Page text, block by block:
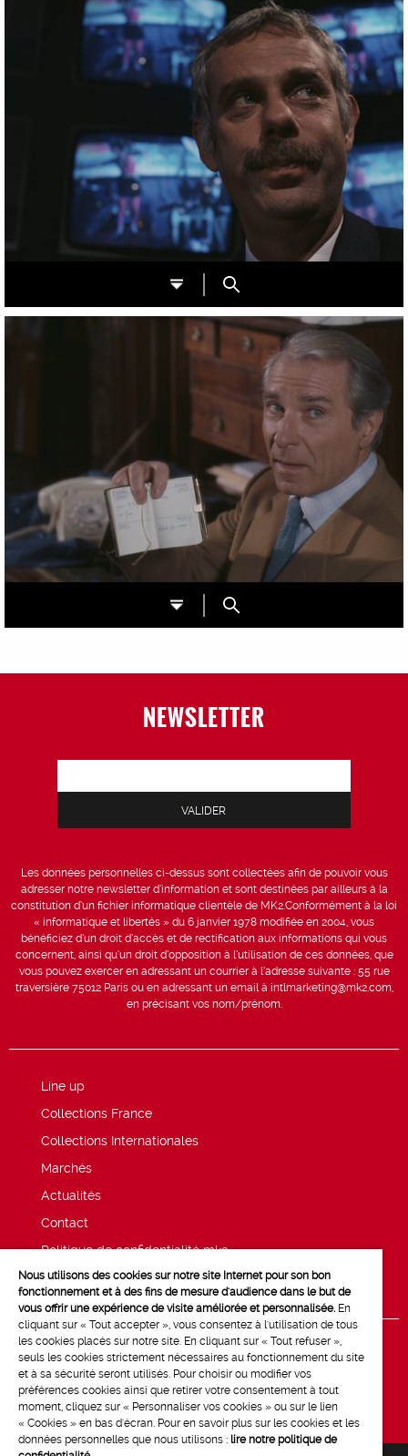
NEWSLETTER
Les données personnelles ci-dessus sont collectées afin de pouvoir vous
adresser notre newsletter d’information et sont destinées par ailleurs à la
constitution d’un fichier informatique clientèle de MK2.Conformément à la loi
« informatique et libertés » du 6 janvier 1978 modifiée en 2004, vous
bénéficiez d’un droit d’accès et de rectification aux informations qui vous
concernent, ainsi qu’un droit d’opposition à l’utilisation de ces données, que
vous pouvez exercer en adressant un courrier à l’adresse suivante : 55 rue
traversière 75012 Paris ou en adressant un email à intlmarketing@mk2.com,
en précisant vos nom/prénom.
Line up
Collections France
Collections Internationales
Marchés
Actualités
Contact
Politique de confidentialité mk2
Mentions légales
Nous utilisons des cookies sur notre site Internet pour son bon
fonctionnement et à des fins de mesure d'audience dans le but de
vous offrir une expérience de visite améliorée et personnalisée. En
cliquant sur « Tout accepter », vous consentez à l'utilisation de tous
les cookies placés sur notre site. En cliquant sur « Tout refuser »,
seuls les cookies strictement nécessaires au fonctionnement du site
et à sa sécurité seront utilisés. Pour choisir ou modifier vos
préférences cookies ainsi que retirer votre consentement à tout
moment, cliquez sur « Personnaliser vos cookies » ou sur le lien
« Cookies » en bas d'écran. Pour en savoir plus sur les cookies et les
données personnelles que nous utilisons : lire notre politique de